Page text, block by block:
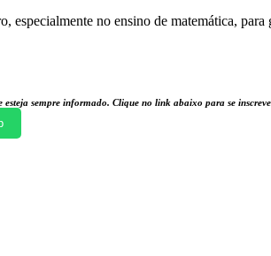
especialmente no ensino de matemática, para
sempre informado. Clique no link abaixo para se